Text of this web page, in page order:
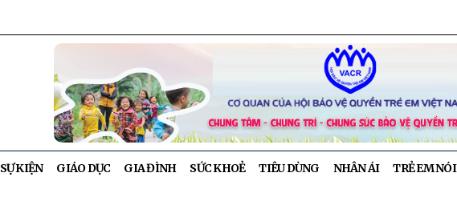
SỰ KIỆN GIÁO DỤC GIA ĐÌNH SỨC KHOẺ TIÊU DÙNG NHÂN ÁI TRẺ EM NÓI